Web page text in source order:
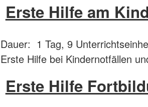
Erste Hilfe am Kind
Dauer: 1 Tag, 9
Erste Hilfe bei Kindernotfällen
Erste Hilfe